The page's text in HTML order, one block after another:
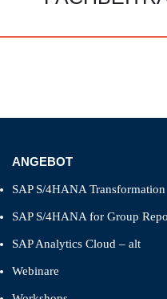
ANGEBOT
SAP S/4HANA Transformation
SAP S/4HANA for Group
SAP Analytics Cloud – alt
Webinare